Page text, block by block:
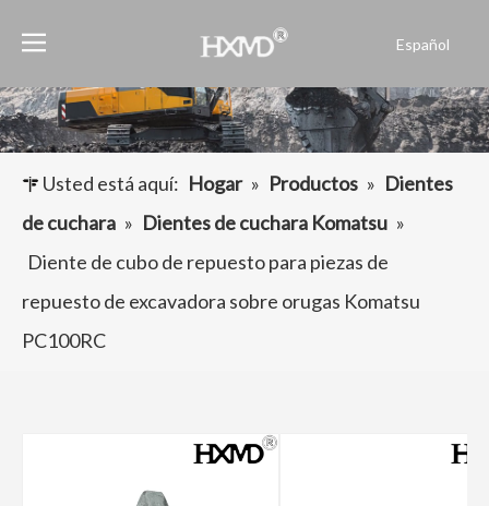
Español
العربية
Français
Pусский
Usted está aquí: Hogar » Productos » Dientes
de cuchara » Dientes de cuchara Komatsu »
Diente de cubo de repuesto para piezas de
repuesto de excavadora sobre orugas Komatsu
PC100RC